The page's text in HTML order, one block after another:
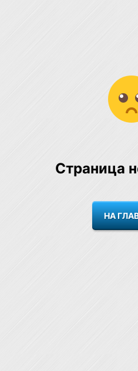
Страница
НА